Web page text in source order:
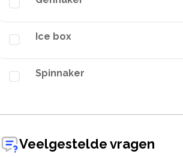
Ice box
Spinnaker
Veelgestelde vragen